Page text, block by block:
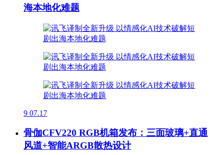
海本地化难题
9 07.17
骨伽CFV220 RGB机箱发布：三面玻璃+直通
风道+智能ARGB散热设计